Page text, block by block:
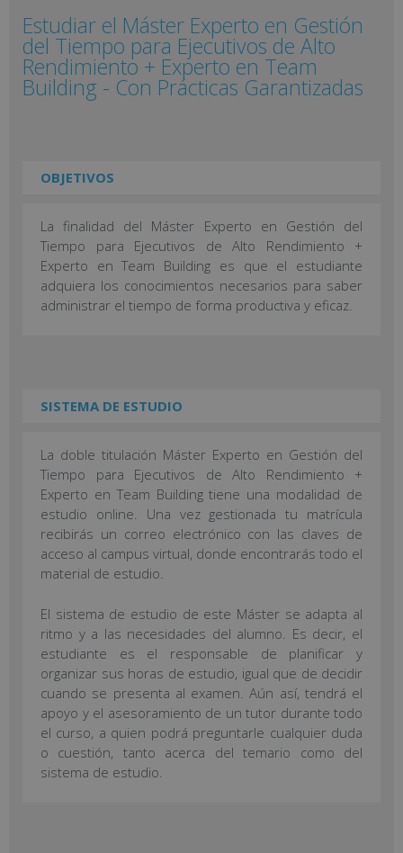
Estudiar el Máster Experto en Gestión
del Tiempo para Ejecutivos de Alto
Rendimiento + Experto en Team
Building - Con Prácticas Garantizadas
OBJETIVOS
La finalidad del Máster Experto en Gestión del
Tiempo para Ejecutivos de Alto Rendimiento +
Experto en Team Building es que el estudiante
adquiera los conocimientos necesarios para saber
administrar el tiempo de forma productiva y eficaz.
SISTEMA DE ESTUDIO
La doble titulación Máster Experto en Gestión del
Tiempo para Ejecutivos de Alto Rendimiento +
Experto en Team Building tiene una modalidad de
estudio online. Una vez gestionada tu matrícula
recibirás un correo electrónico con las claves de
acceso al campus virtual, donde encontrarás todo el
material de estudio.
El sistema de estudio de este Máster se adapta al
ritmo y a las necesidades del alumno. Es decir, el
estudiante es el responsable de planificar y
organizar sus horas de estudio, igual que de decidir
cuando se presenta al examen. Aún así, tendrá el
apoyo y el asesoramiento de un tutor durante todo
el curso, a quien podrá preguntarle cualquier duda
o cuestión, tanto acerca del temario como del
sistema de estudio.